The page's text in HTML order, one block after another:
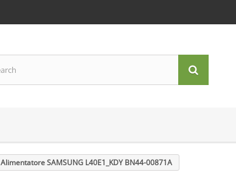
Alimentatore SAMSUNG L40E1_KDY BN44-00871A